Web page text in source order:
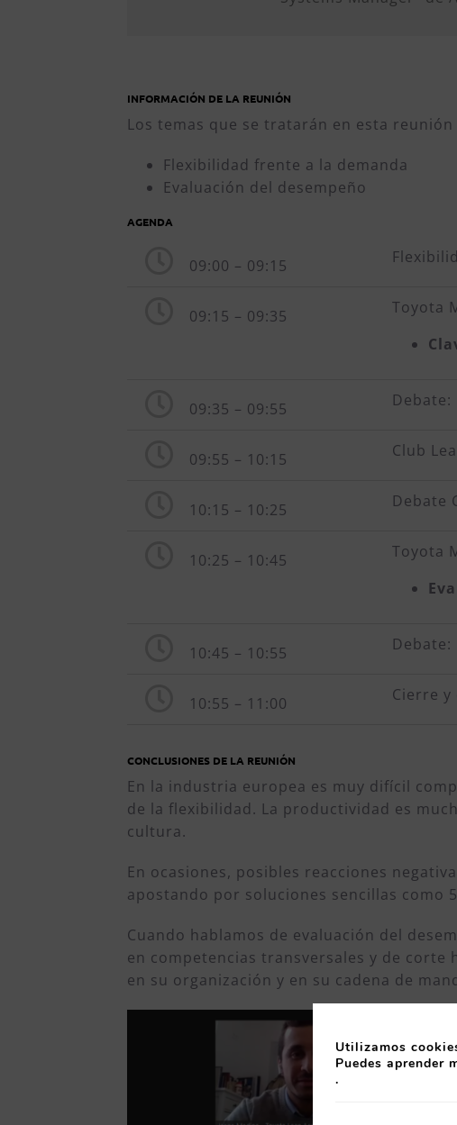
INFORMACIÓN DE LA REUNIÓN
Los temas que se tratarán en esta reunión
Flexibilidad frente a la demanda
Evaluación del desempeño
AGENDA
09:00 – 09:15
09:15 – 09:35
Toyota
09:35 – 09:55
09:55 – 10:15 Club
10:15 – 10:25 Debate
10:25 – 10:45
Toyota
10:45 – 10:55 Debate:
10:55 – 11:00 Cierre y
CONCLUSIONES DE LA REUNIÓN
En la industria europea es muy difícil
de la flexibilidad. La productividad es
cultura.
En ocasiones, posibles reacciones
apostando por soluciones sencillas como
Cuando hablamos de evaluación del
en competencias transversales y de
en su organización y en su cadena de
Utilizamos
Puedes aprender
.